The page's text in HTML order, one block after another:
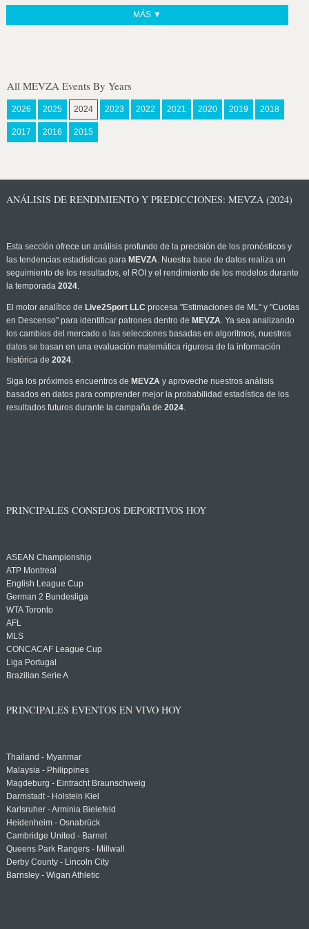
MÁS ▼
All MEVZA Events By Years
2026 2025 2024 2023 2022 2021 2020 2019 2018
2017 2016 2015
ANÁLISIS DE RENDIMIENTO Y PREDICCIONES: MEVZA (2024)
Esta sección ofrece un análisis profundo de la precisión de los pronósticos y
las tendencias estadísticas para MEVZA. Nuestra base de datos realiza un
seguimiento de los resultados, el ROI y el rendimiento de los modelos durante
la temporada 2024.
El motor analítico de Live2Sport LLC procesa "Estimaciones de ML" y "Cuotas
en Descenso" para identificar patrones dentro de MEVZA. Ya sea analizando
los cambios del mercado o las selecciones basadas en algoritmos, nuestros
datos se basan en una evaluación matemática rigurosa de la información
histórica de 2024.
Siga los próximos encuentros de MEVZAy aproveche nuestros análisis
basados en datos para comprender mejor la probabilidad estadística de los
resultados futuros durante la campaña de 2024.
PRINCIPALES CONSEJOS DEPORTIVOS HOY
ASEAN Championship
ATP Montreal
English League Cup
German 2 Bundesliga
WTA Toronto
AFL
MLS
CONCACAF League Cup
Liga Portugal
Brazilian Serie A
PRINCIPALES EVENTOS EN VIVO HOY
Thailand - Myanmar
Malaysia - Philippines
Magdeburg - Eintracht Braunschweig
Darmstadt - Holstein Kiel
Karlsruher - Arminia Bielefeld
Heidenheim - Osnabrück
Cambridge United - Barnet
Queens Park Rangers - Millwall
Derby County - Lincoln City
Barnsley - Wigan Athletic